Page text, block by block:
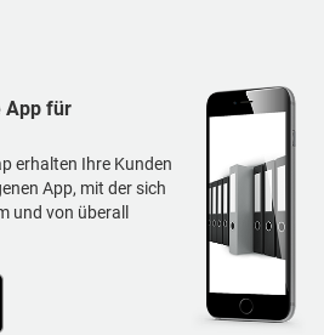
App für
erhalten Ihre Kunden
App, mit der sich
und von überall